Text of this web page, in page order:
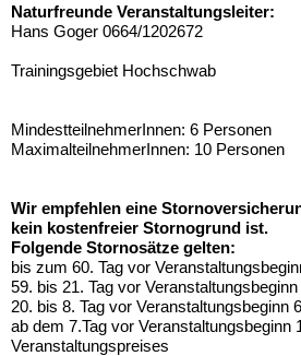
Naturfreunde Veranstaltungsleiter:
Hans Goger 0664/1202672
Trainingsgebiet Hochschwab
MindestteilnehmerInnen: 6 Personen
MaximalteilnehmerInnen: 10 Personen
Wir empfehlen eine
kein kostenfreier Stornogrund ist.
Folgende Stornosätze gelten:
bis zum 60. Tag vor
59. bis 21. Tag vor
20. bis 8. Tag vor Veranstaltungsbeginn
ab dem 7.Tag vor Veranstaltungsbeginn
Veranstaltungspreises